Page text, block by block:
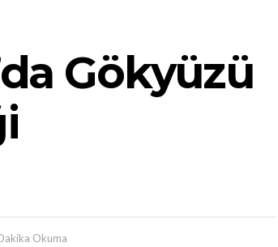
Gökyüzü
Okuma